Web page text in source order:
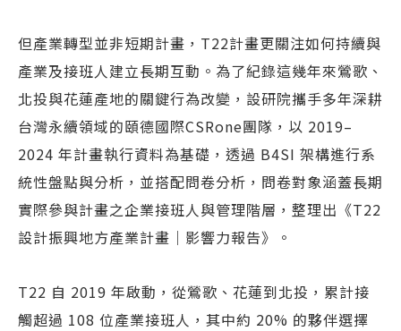
但產業轉型並非短期計畫，T22計畫更關注如何持續與
產業及接班人建立長期互動。為了紀錄這幾年來鶯歌、
北投與花蓮產地的關鍵行為改變，設研院攜手多年深耕
台灣永續領域的頤德國際CSRone團隊，以 2019–
2024 年計畫執行資料為基礎，透過 B4SI 架構進行系
統性盤點與分析，並搭配問卷分析，問卷對象涵蓋長期
實際參與計畫之企業接班人與管理階層，整理出《T22
設計振興地方產業計畫｜影響力報告》。
T22 自 2019 年啟動，從鶯歌、花蓮到北投，累計接
觸超過 108 位產業接班人，其中約 20% 的夥伴選擇